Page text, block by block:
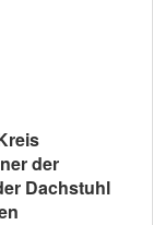
der
Dachstuhl